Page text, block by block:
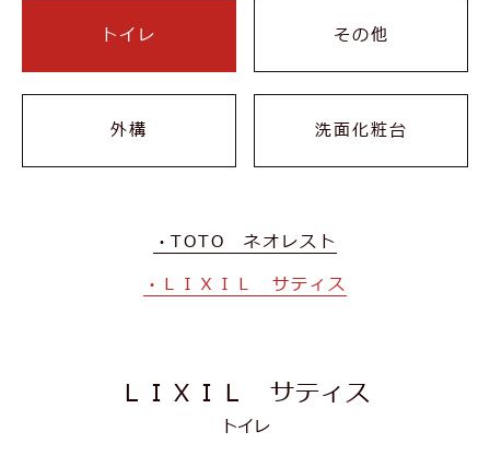
トイレ その他
外構 洗面化粧台
TOTO ネオレスト
ＬＩＸＩＬ サティス
ＬＩＸＩＬ サティス
トイレ